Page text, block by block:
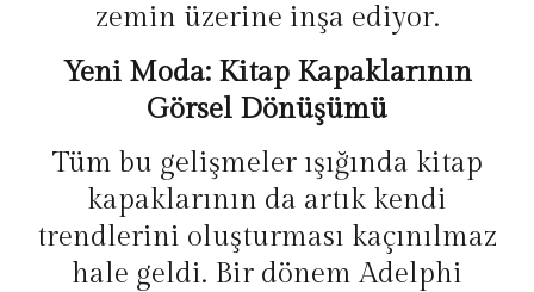
zemin üzerine inşa ediyor.
Yeni Moda: Kitap Kapaklarının
Görsel Dönüşümü
Tüm bu gelişmeler ışığında kitap
kapaklarının da artık kendi
trendlerini oluşturması kaçınılmaz
hale geldi. Bir dönem Adelphi